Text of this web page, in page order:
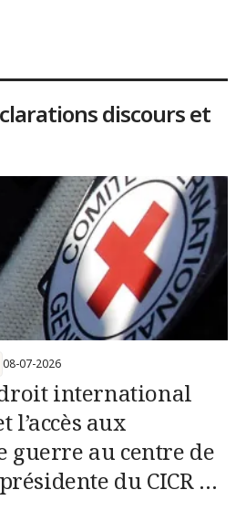
discours et
international
aux
guerre au centre de
du CICR en
08-07-2026